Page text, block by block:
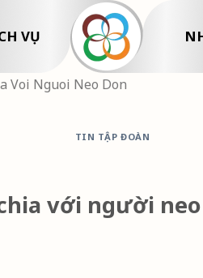
VỤ
Voi Nguoi Neo Don
TIN TẬP ĐOÀN
với người